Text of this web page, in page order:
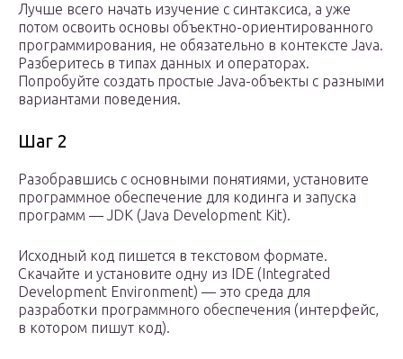
Лучше всего начать изучение с синтаксиса, а уже
потом освоить основы объектно-ориентированного
программирования, не обязательно в контексте Java.
Разберитесь в типах данных и операторах.
Попробуйте создать простые Java-объекты с разными
вариантами поведения.
Шаг 2
Разобравшись с основными понятиями, установите
программное обеспечение для кодинга и запуска
программ — JDK (Java Development Kit).
Исходный код пишется в текстовом формате.
Скачайте и установите одну из IDE (Integrated
Development Environment) — это среда для
разработки программного обеспечения (интерфейс,
в котором пишут код).